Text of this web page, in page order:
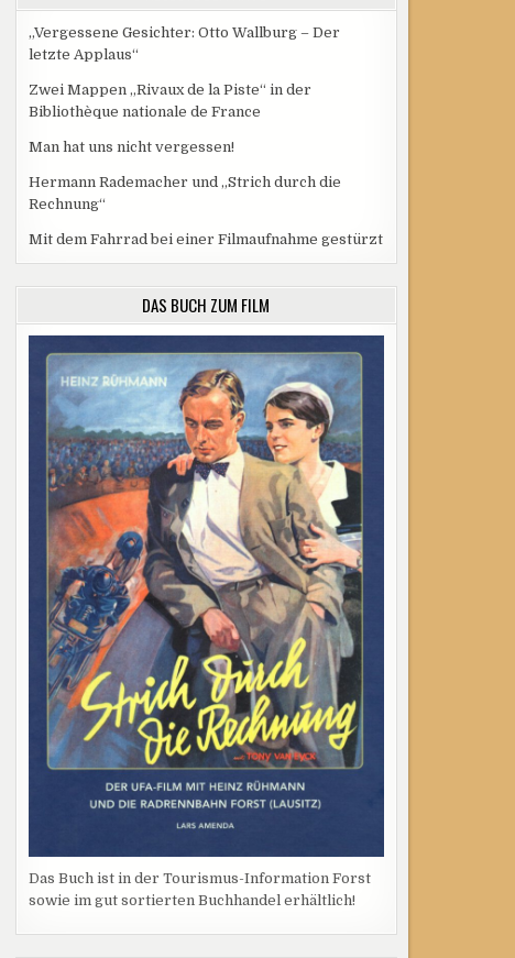
„Vergessene Gesichter: Otto Wallburg – Der
letzte Applaus“
Zwei Mappen „Rivaux de la Piste“ in der
Bibliothèque nationale de France
Man hat uns nicht vergessen!
Hermann Rademacher und „Strich durch die
Rechnung“
Mit dem Fahrrad bei einer Filmaufnahme gestürzt
DAS BUCH ZUM FILM
Das Buch ist in der Tourismus-Information Forst
sowie im gut sortierten Buchhandel erhältlich!